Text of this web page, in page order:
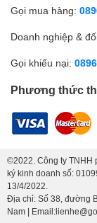
Gọi mua hàng:
Doanh nghiệp &
Gọi khiếu nại:
Phương thức
©2022. Công ty TNHH
ký kinh doanh số:
13/4/2022.
Địa chỉ: Số 38, đường
Nam |